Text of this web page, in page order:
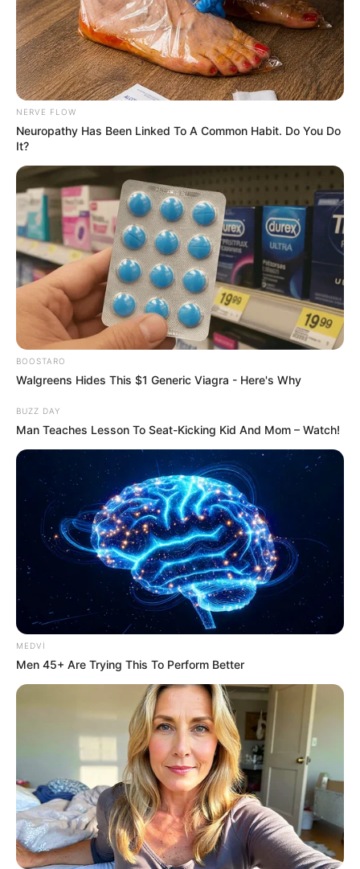
Qaydalar TƏSDİQLƏNDİ:1 sentyabr 2026-cı il
tarixindən qüvvəyə minəcək
"Qaçqınkom" aylıq müavinətlə bağlıRƏSMİ
AÇIQLAMA YAYDI
0 0
Xəbər xoşunuza gəldi? Sosial şəbəkələrdə paylaşın
Bakı insident Zığ qəsəbəsi
Bizi Facebook-da
izləyin
Bizi Twitter-da
Bizə yazın: (+99450) 247 90 86
ƏLAQƏLI MÖVZULAR
Velosiped sürən beş yaşlı uşaq traktorun
“Laçın” ticarət mərkəzindəölüm
06 Avqust 2026, 12:40
48 nəfərsaxlanıldı
06 Avqust 2026, 12:10
Azərbaycanda dəhşət:Mağaza sahibi
müştərini ürəyindən bıçaqladı
06 Avqust 2026, 11:33
NERVE FLOW
Neuropathy Has Been Linked To A Common Habit. Do You Do
It?
BOOSTARO
Walgreens Hides This $1 Generic Viagra - Here's Why
BUZZ DAY
Man Teaches Lesson To Seat-Kicking Kid And Mom – Watch!
MEDVI
Men 45+ Are Trying This To Perform Better